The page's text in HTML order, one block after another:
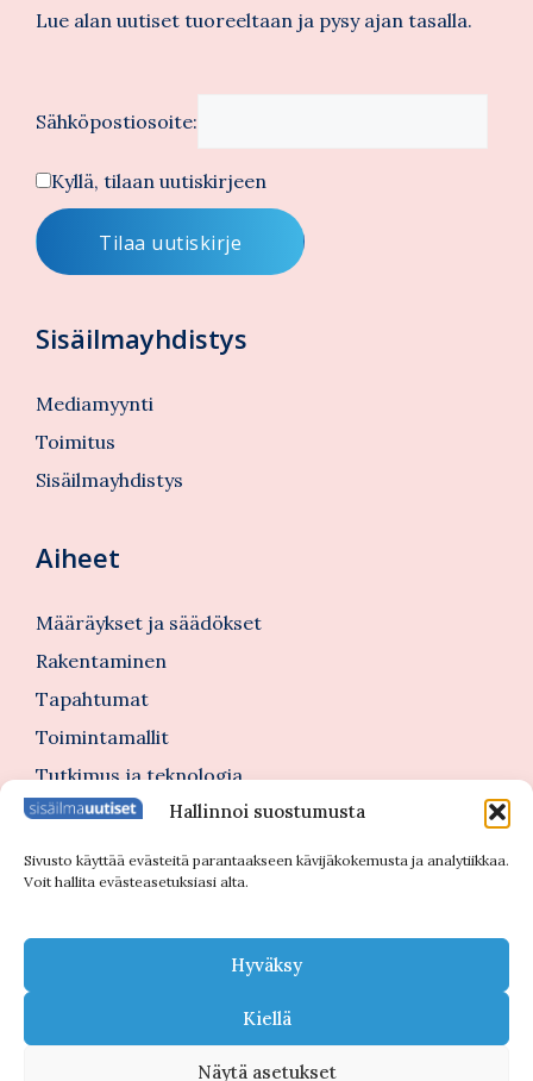
Hallinnoi suostumusta
Sivusto käyttää evästeitä parantaakseen kävijäkokemusta ja analytiikkaa.
Voit hallita evästeasetuksiasi alta.
Hyväksy
Kiellä
Näytä asetukset
Lue alan uutiset tuoreeltaan ja pysy ajan tasalla.
Sähköpostiosoite:
Kyllä, tilaan uutiskirjeen
Sisäilmayhdistys
Mediamyynti
Toimitus
Sisäilmayhdistys
Aiheet
Määräykset ja säädökset
Rakentaminen
Tapahtumat
Toimintamallit
Tutkimus ja teknologia
Tutustu myös